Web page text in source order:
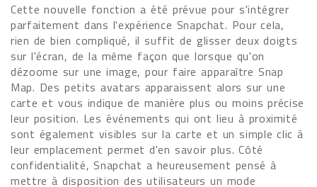
Cette nouvelle fonction a été prévue pour s'intégrer
parfaitement dans l'expérience Snapchat. Pour cela,
rien de bien compliqué, il suffit de glisser deux doigts
sur l'écran, de la même façon que lorsque qu'on
dézoome sur une image, pour faire apparaître Snap
Map. Des petits avatars apparaissent alors sur une
carte et vous indique de manière plus ou moins précise
leur position. Les événements qui ont lieu à proximité
sont également visibles sur la carte et un simple clic à
leur emplacement permet d'en savoir plus. Côté
confidentialité, Snapchat a heureusement pensé à
mettre à disposition des utilisateurs un mode